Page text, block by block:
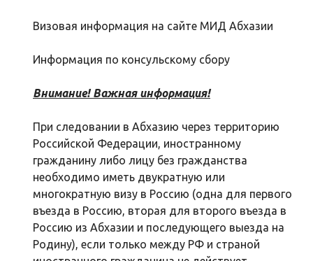
Визовая информация на сайте МИД Абхазии
Информация по консульскому сбору
Внимание! Важная информация!
При следовании в Абхазию через территорию
Российской Федерации, иностранному
гражданину либо лицу без гражданства
необходимо иметь двукратную или
многократную визу в Россию (одна для первого
въезда в Россию, вторая для второго въезда в
Россию из Абхазии и последующего выезда на
Родину), если только между РФ и страной